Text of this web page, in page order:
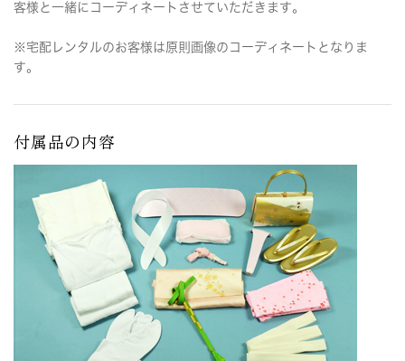
客様と一緒にコーディネートさせていただきます。
※宅配レンタルのお客様は原則画像のコーディネートとなりま
す。
付属品の内容